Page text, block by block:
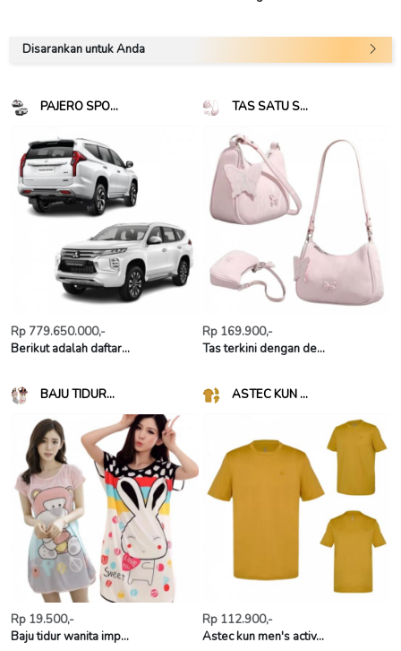
Disarankan untuk Anda
PAJERO SPO...
Rp 779.650.000,-
Berikut adalah daftar...
TAS SATU S...
Rp 169.900,-
Tas terkini dengan de...
BAJU TIDUR...
Rp 19.500,-
Baju tidur wanita imp...
ASTEC KUN ...
Rp 112.900,-
Astec kun men's activ...